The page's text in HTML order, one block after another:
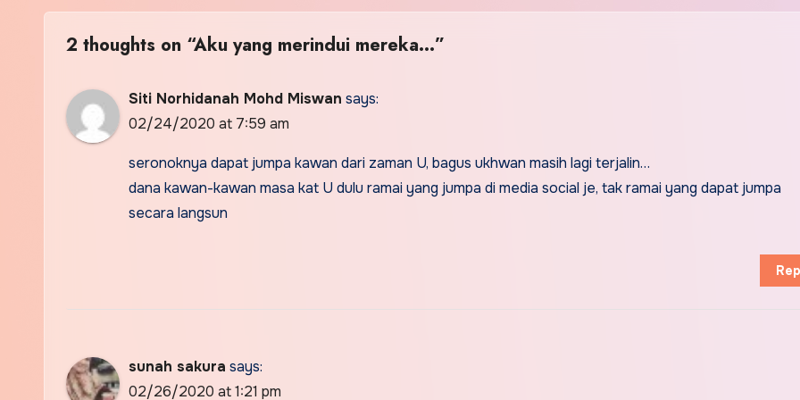
2 thoughts on “Aku yang merindui mereka…”
Siti Norhidanah Mohd Miswan says:
02/24/2020 at 7:59 am
seronoknya dapat jumpa kawan dari zaman U, bagus ukhwan masih lagi terjalin…
dana kawan-kawan masa kat U dulu ramai yang jumpa di media social je, tak ramai yang dapat jumpa
secara langsun
sunah sakura says:
02/26/2020 at 1:21 pm